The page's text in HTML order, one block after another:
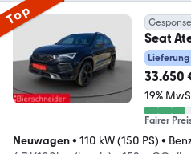
Top
Seat
AHK
33.650
19%
Fairer
Neuwagen• 110 kW (150 PS) •